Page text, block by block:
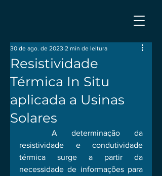
Resistividade
Térmica In Situ
aplicada a Usinas
Solares
30 de ago. de 2023 2 min de leitura
resistividade e condutividade
térmica surge a partir da
necessidade de informações para